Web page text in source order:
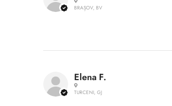
BRAȘOV, BV
Elena F.
TURCENI, GJ